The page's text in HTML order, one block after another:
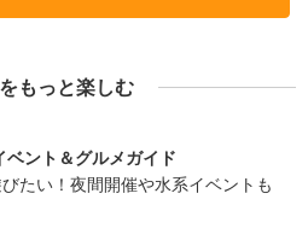
もっと楽しむ
ベント＆グルメガイド
たい！夜間開催や水系イベントも